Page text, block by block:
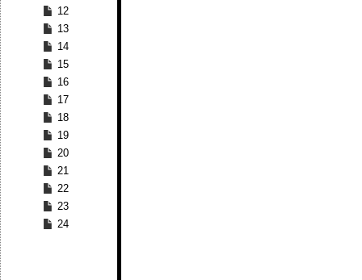
12
13
14
15
16
17
18
19
20
21
22
23
24